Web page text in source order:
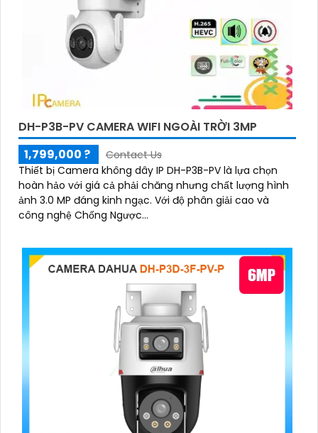
DH-P3B-PV CAMERA WIFI NGOÀI TRỜI 3MP
1,799,000 ?
Contact Us
Thiết bị Camera không dây IP DH-P3B-PV là lựa chọn
hoàn hảo với giá cả phải chăng nhưng chất lượng hình
ảnh 3.0 MP đáng kinh ngạc. Với độ phân giải cao và
công nghệ Chống Ngược...